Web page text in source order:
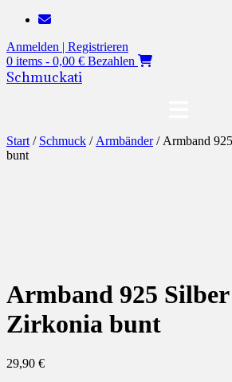
Zum
springen
Anmelden | Registrieren
0 items - 0,00 € Bezahlen
Schmuckati
Start / Schmuck / Armbänder/ Armband
bunt
Armband 925
Zirkonia bunt
29,90 €